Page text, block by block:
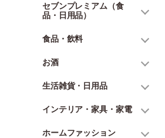
セブンプレミアム（食
品・日用品）
食品・飲料
お酒
生活雑貨・日用品
インテリア・家具・家電
ホームファッション